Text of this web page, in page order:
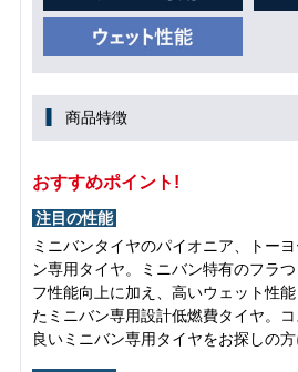
商品特徴
おすすめポイント!
注目の性能
ミニバンタイヤのパイオニア、トー
ン専用タイヤ。ミニバン特有のフラ
フ性能向上に加え、高いウェット性
たミニバン専用設計低燃費タイヤ。
良いミニバン専用タイヤをお探しの方